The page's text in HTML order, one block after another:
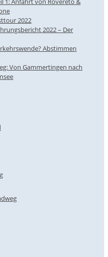
2022
2022 – Der
Abstimmen
Von Gammertingen nach